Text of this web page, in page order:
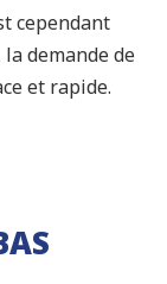
cependant
demande de
et rapide.